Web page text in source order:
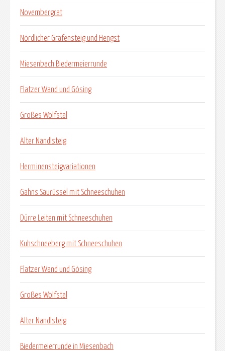
Novembergrat
Nördlicher Grafensteig und Hengst
Miesenbach Biedermeierrunde
Flatzer Wand und Gösing
Großes Wolfstal
Alter Nandlsteig
Herminensteigvariationen
Gahns Saurüssel mit Schneeschuhen
Dürre Leiten mit Schneeschuhen
Kuhschneeberg mit Schneeschuhen
Flatzer Wand und Gösing
Großes Wolfstal
Alter Nandlsteig
Biedermeierrunde in Miesenbach